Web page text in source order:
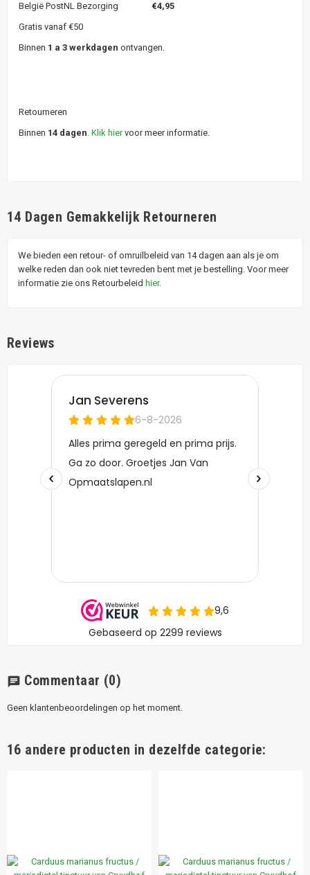
België PostNL Bezorging €4,95
Gratis vanaf €50
Binnen 1 a 3 werkdagen ontvangen.
Retourneren
Binnen 14 dagen Klik hiervoor meer informatie.
14 Dagen Gemakkelijk Retourneren
We bieden een retour- of omruilbeleid van 14 dagen aan als je om
welke reden dan ook niet tevreden bent met je bestelling. Voor meer
informatie zie ons Retourbeleid hier.
Reviews
chat Commentaar (0)
Geen klantenbeoordelingen op het moment.
16 andere producten in dezelfde categorie: